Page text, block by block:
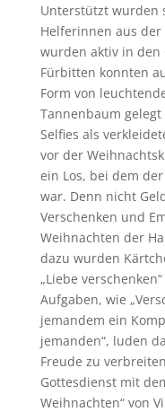
Unterstützt wurden
Helferinnen aus der
wurden aktiv in den
Fürbitten konnten
Form von
Tannenbaum
Selfies als
vor der
ein Los, bei dem
war. Denn nicht
Verschenken und
Weihnachten der
dazu wurden
„Liebe
Aufgaben, wie
jemandem ein
jemanden“, luden
Freude zu
Gottesdienst mit
Weihnachten“ von